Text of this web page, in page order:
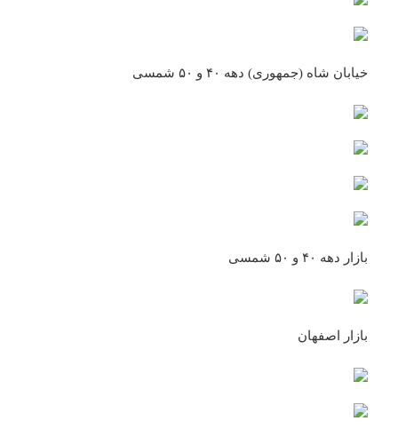
خیابان شاه (جمهوری) دهه ۴۰ و ۵۰ شمسی
بازار دهه ۴۰ و ۵۰ شمسی
بازار اصفهان